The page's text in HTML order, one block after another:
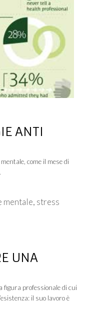
ANTI
come il mese di
mentale, stress
UNA
figura professionale di cui
il suo lavoro è